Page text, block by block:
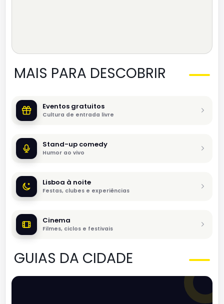
MAIS PARA DESCOBRIR
Eventos gratuitos
Cultura de entrada livre
Stand-up comedy
Humor ao vivo
Lisboa à noite
Festas, clubes e experiências
Cinema
Filmes, ciclos e festivais
GUIAS DA CIDADE